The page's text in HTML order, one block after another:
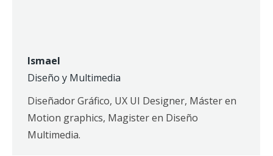
Ismael
Diseño y Multimedia
Diseñador Gráfico, UX UI Designer, Máster en
Motion graphics, Magister en Diseño
Multimedia.